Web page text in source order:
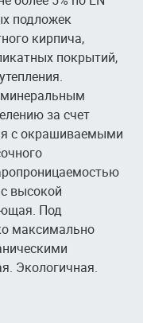
подложек
кирпича,
покрытий,
минеральным
за счет
с окрашиваемыми
высокой
Под
максимально
Экологичная.